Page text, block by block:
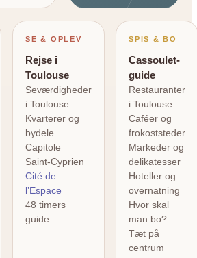
SE & OPLEV
Rejse i
Toulouse
Seværdigheder
i Toulouse
Kvarterer og
bydele
Capitole
Saint-Cyprien
Cité de
l’Espace
48 timers
guide
SPIS & BO
Cassoulet-
guide
Restauranter
i Toulouse
Caféer og
frokoststeder
Markeder og
delikatesser
Hoteller og
overnatning
Hvor skal
man bo?
Tæt på
centrum